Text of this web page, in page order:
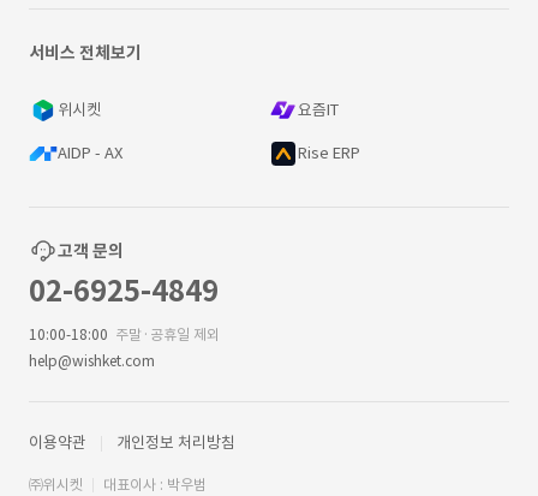
서비스 전체보기
위시켓 요즘IT
AIDP - AX Rise ERP
고객 문의
02-6925-4849
10:00-18:00 주말·공휴일 제외
help@wishket.com
이용약관 개인정보 처리방침
㈜위시켓 대표이사 : 박우범